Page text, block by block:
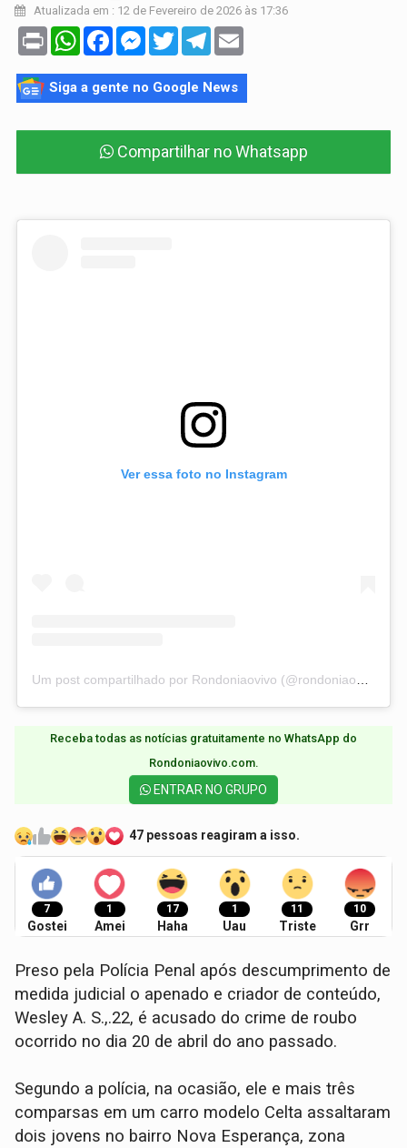
Atualizada em : 12 de Fevereiro de 2026 às 17:36
Print WhatsAppFacebookMessenger
TwitterTelegram
Siga a gente no Google News
Compartilhar no Whatsapp
Ver essa foto no Instagram
Receba todas as notícias gratuitamente no WhatsApp do
Rondoniaovivo.com.​
ENTRAR NO GRUPO
47 pessoas reagiram a isso.
7
Gostei
1
Amei
17
Haha
1
Uau
11
Triste
10
Grr
Preso pela Polícia Penal após descumprimento de
medida judicial o apenado e criador de conteúdo,
Wesley A. S.,.22, é acusado do crime de roubo
ocorrido no dia 20 de abril do ano passado.
Segundo a polícia, na ocasião, ele e mais três
comparsas em um carro modelo Celta assaltaram
dois jovens no bairro Nova Esperança, zona